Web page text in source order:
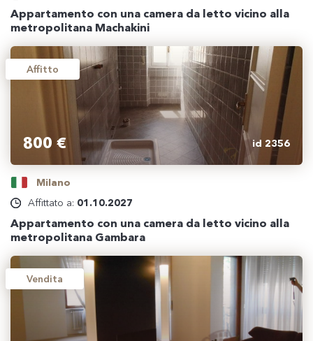
Appartamento con una camera da letto vicino alla
metropolitana Machakini
Affitto
800 € id 2356
Milano
Affittato a: 01.10.2027
Appartamento con una camera da letto vicino alla
metropolitana Gambara
Vendita